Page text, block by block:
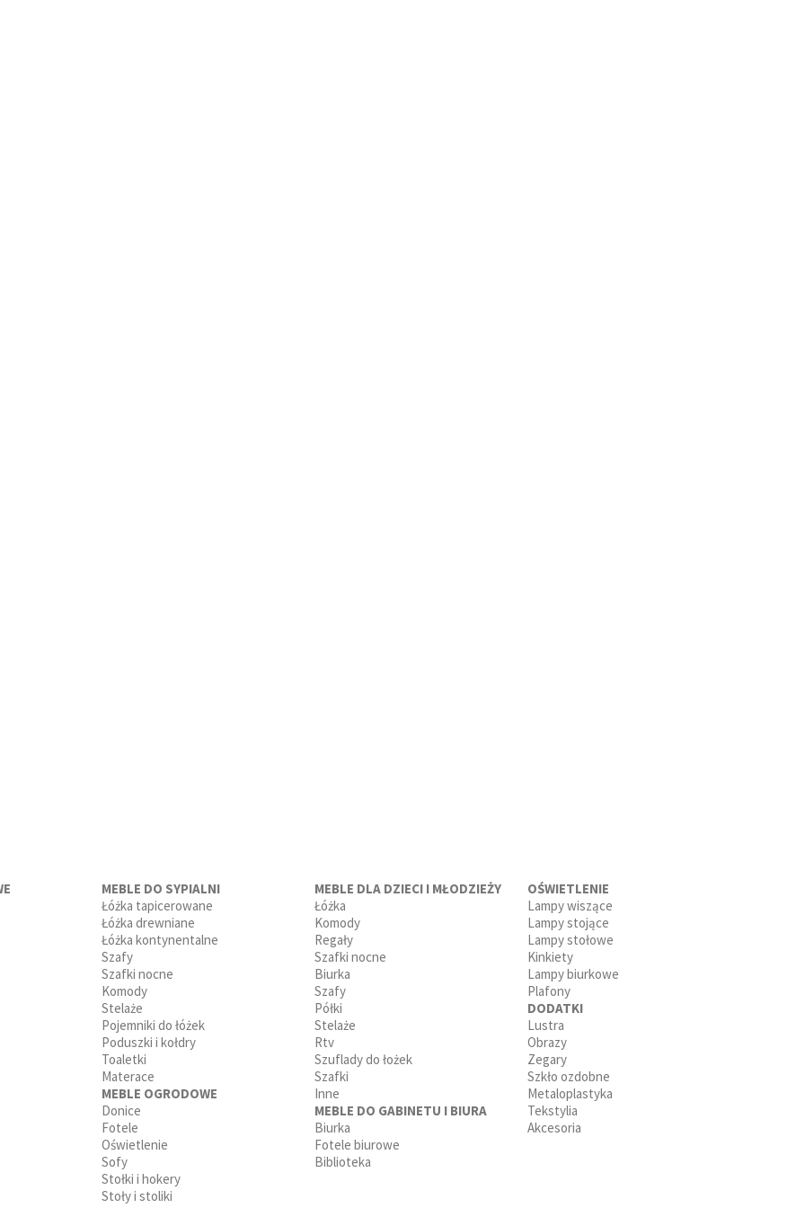
MEBLE DO SYPIALNI
Łóżka tapicerowane
Łóżka drewniane
Łóżka kontynentalne
Szafy
Szafki nocne
Komody
Stelaże
Pojemniki do łóżek
Poduszki i kołdry
Toaletki
Materace
MEBLE OGRODOWE
Donice
Fotele
Oświetlenie
Sofy
Stołki i hokery
Stoły i stoliki
MEBLE DLA DZIECI I MŁODZIEŻY
Łóżka
Komody
Regały
Szafki nocne
Biurka
Szafy
Półki
Stelaże
Rtv
Szuflady do łożek
Szafki
Inne
MEBLE DO GABINETU I BIURA
Biurka
Fotele biurowe
Biblioteka
OŚWIETLENIE
Lampy wiszące
Lampy stojące
Lampy stołowe
Kinkiety
Lampy biurkowe
Plafony
DODATKI
Lustra
Obrazy
Zegary
Szkło ozdobne
Metaloplastyka
Tekstylia
Akcesoria